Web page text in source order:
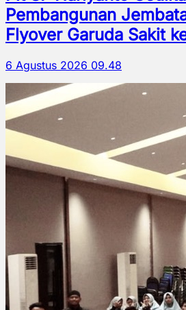
Pembangunan
Flyover Garuda Sakit
6 Agustus 2026 09.48